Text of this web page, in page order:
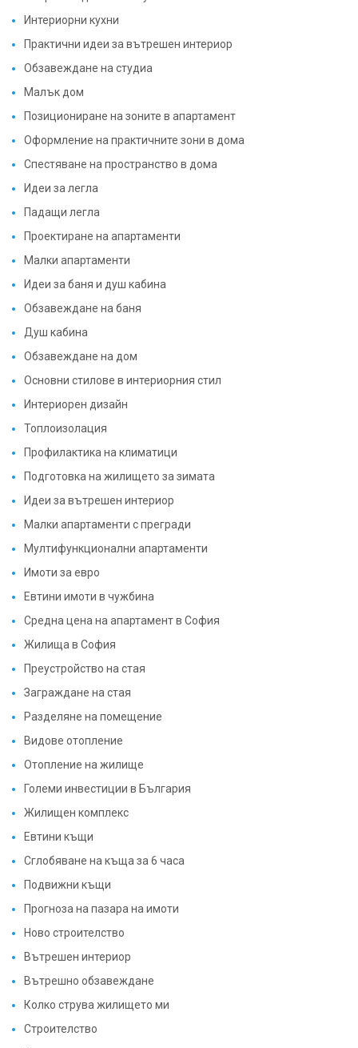
Интериорни кухни
Практични идеи за вътрешен интериор
Обзавеждане на студиа
Малък дом
Позициониране на зоните в апартамент
Оформление на практичните зони в дома
Спестяване на пространство в дома
Идеи за легла
Падащи легла
Проектиране на апартаменти
Малки апартаменти
Идеи за баня и душ кабина
Обзавеждане на баня
Душ кабина
Обзавеждане на дом
Основни стилове в интериорния стил
Интериорен дизайн
Топлоизолация
Профилактика на климатици
Подготовка на жилището за зимата
Идеи за вътрешен интериор
Малки апартаменти с прегради
Мултифункционални апартаменти
Имоти за евро
Евтини имоти в чужбина
Средна цена на апартамент в София
Жилища в София
Преустройство на стая
Заграждане на стая
Разделяне на помещение
Видове отопление
Отопление на жилище
Големи инвестиции в България
Жилищен комплекс
Евтини къщи
Сглобяване на къща за 6 часа
Подвижни къщи
Прогноза на пазара на имоти
Ново строителство
Вътрешен интериор
Вътрешно обзавеждане
Колко струва жилището ми
Строителство